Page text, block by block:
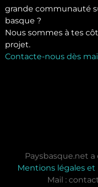
grande communauté
basque ?
Nous sommes à tes
projet.
Contacte-nous dès
Paysbasque.net
Mentions légales
Mail :